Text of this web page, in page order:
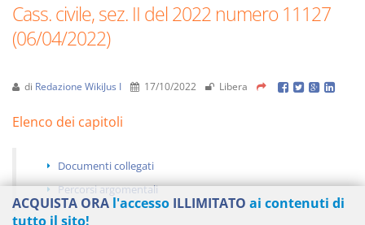
Cass. civile, sez. II del 2022 numero 11127
(06/04/2022)
di Redazione WikiJus I 17/10/2022 Libera
Elenco dei capitoli
Documenti collegati
Percorsi argomentali
ACQUISTA ORA l'accesso ILLIMITATO ai contenuti di
tutto il sito!